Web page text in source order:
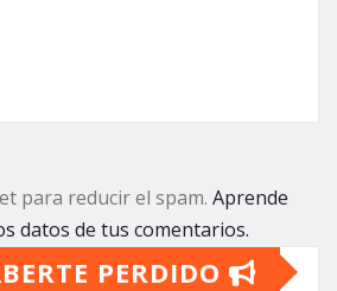
para reducir el spam. Aprende
datos de tus comentarios.
PERDIDO